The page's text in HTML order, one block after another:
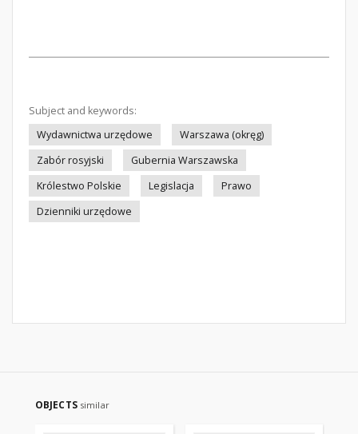
Subject and keywords:
Wydawnictwa urzędowe
Warszawa (okręg)
Zabór rosyjski
Gubernia Warszawska
Królestwo Polskie
Legislacja
Prawo
Dzienniki urzędowe
OBJECTS similar